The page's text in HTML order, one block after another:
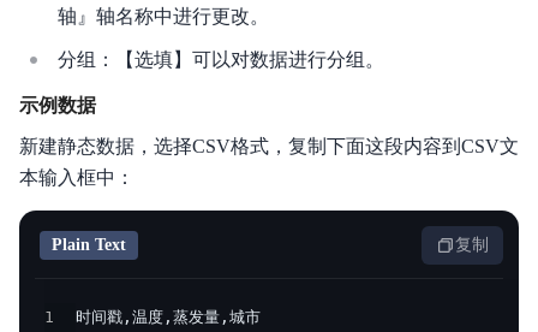
轴』轴名称中进行更改。
分组：【选填】可以对数据进行分组。
示例数据
新建静态数据，选择CSV格式，复制下面这段内容到CSV文
本输入框中：
Plain Text 复制
1